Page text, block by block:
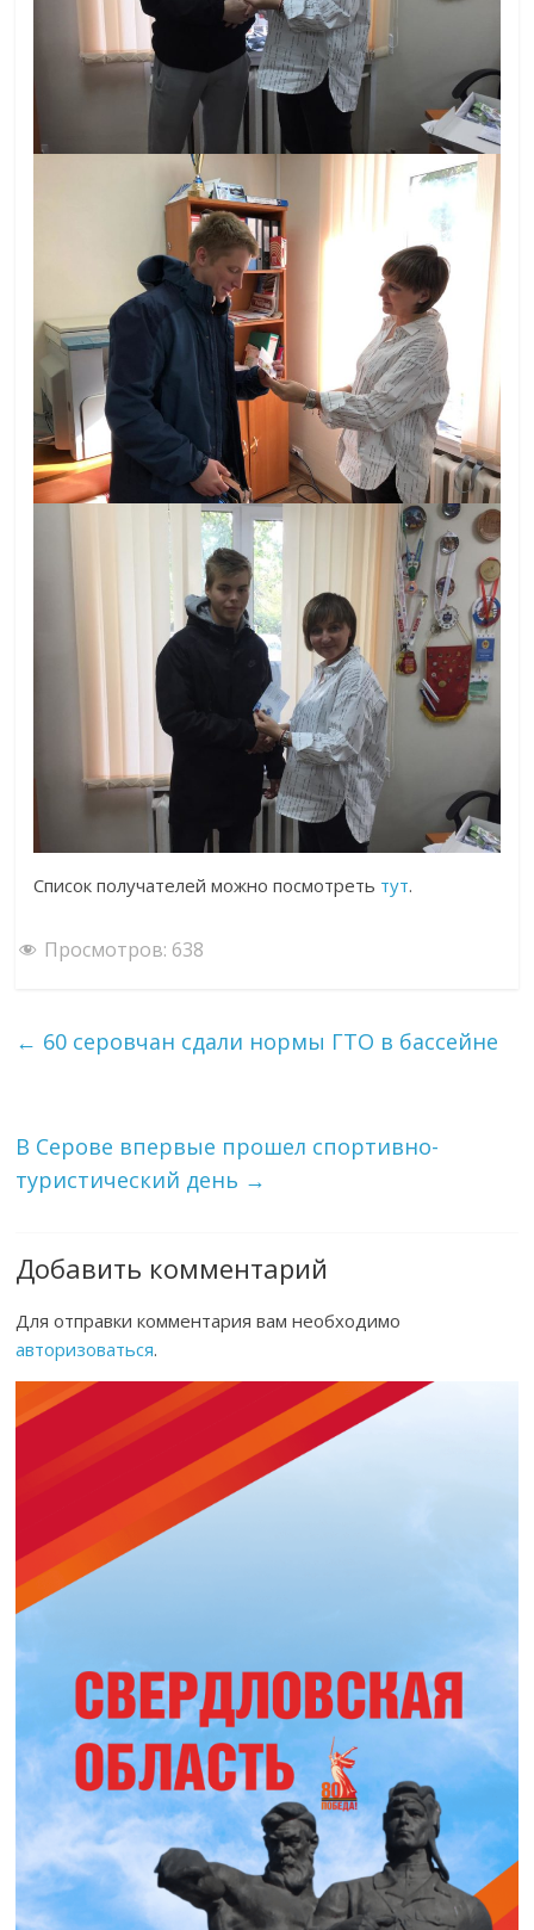
Список получателей можно посмотреть тут.
Просмотров: 638
← 60 серовчан сдали нормы ГТО в бассейне
В Серове впервые прошел спортивно-
туристический день →
Добавить комментарий
Для отправки комментария вам необходимо
авторизоваться.